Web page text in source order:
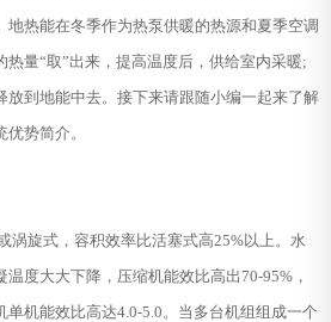
地热能在冬季作为热泵供暖的热源和夏季空调
热量“取”出来，提高温度后，供给室内采暖;
放到地能中去。接下来请跟随小编一起来了解
势简介。
涡旋式，容积效率比活塞式高25%以上。水
度大大下降，压缩机能效比高出70-95%，
单机能效比高达4.0-5.0。当多台机组组成一个